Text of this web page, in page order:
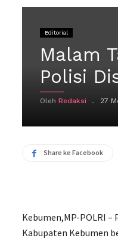
Editorial
Malam
Polisi
Oleh Redaksi 27
Share ke Facebook
Kebumen,MP-POLRI
Kabupaten Kebumen